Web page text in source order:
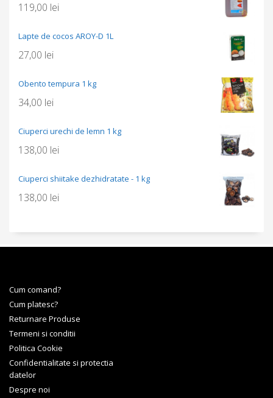
119,00 lei
Lapte de cocos AROY-D 1L
27,00 lei
Obento tempura 1 kg
34,00 lei
Ciuperci urechi de lemn 1 kg
138,00 lei
Ciuperci shiitake dezhidratate - 1 kg
138,00 lei
Cum comand?
Cum platesc?
Returnare Produse
Termeni si conditii
Politica Cookie
Confidentialitate si protectia
datelor
Despre noi